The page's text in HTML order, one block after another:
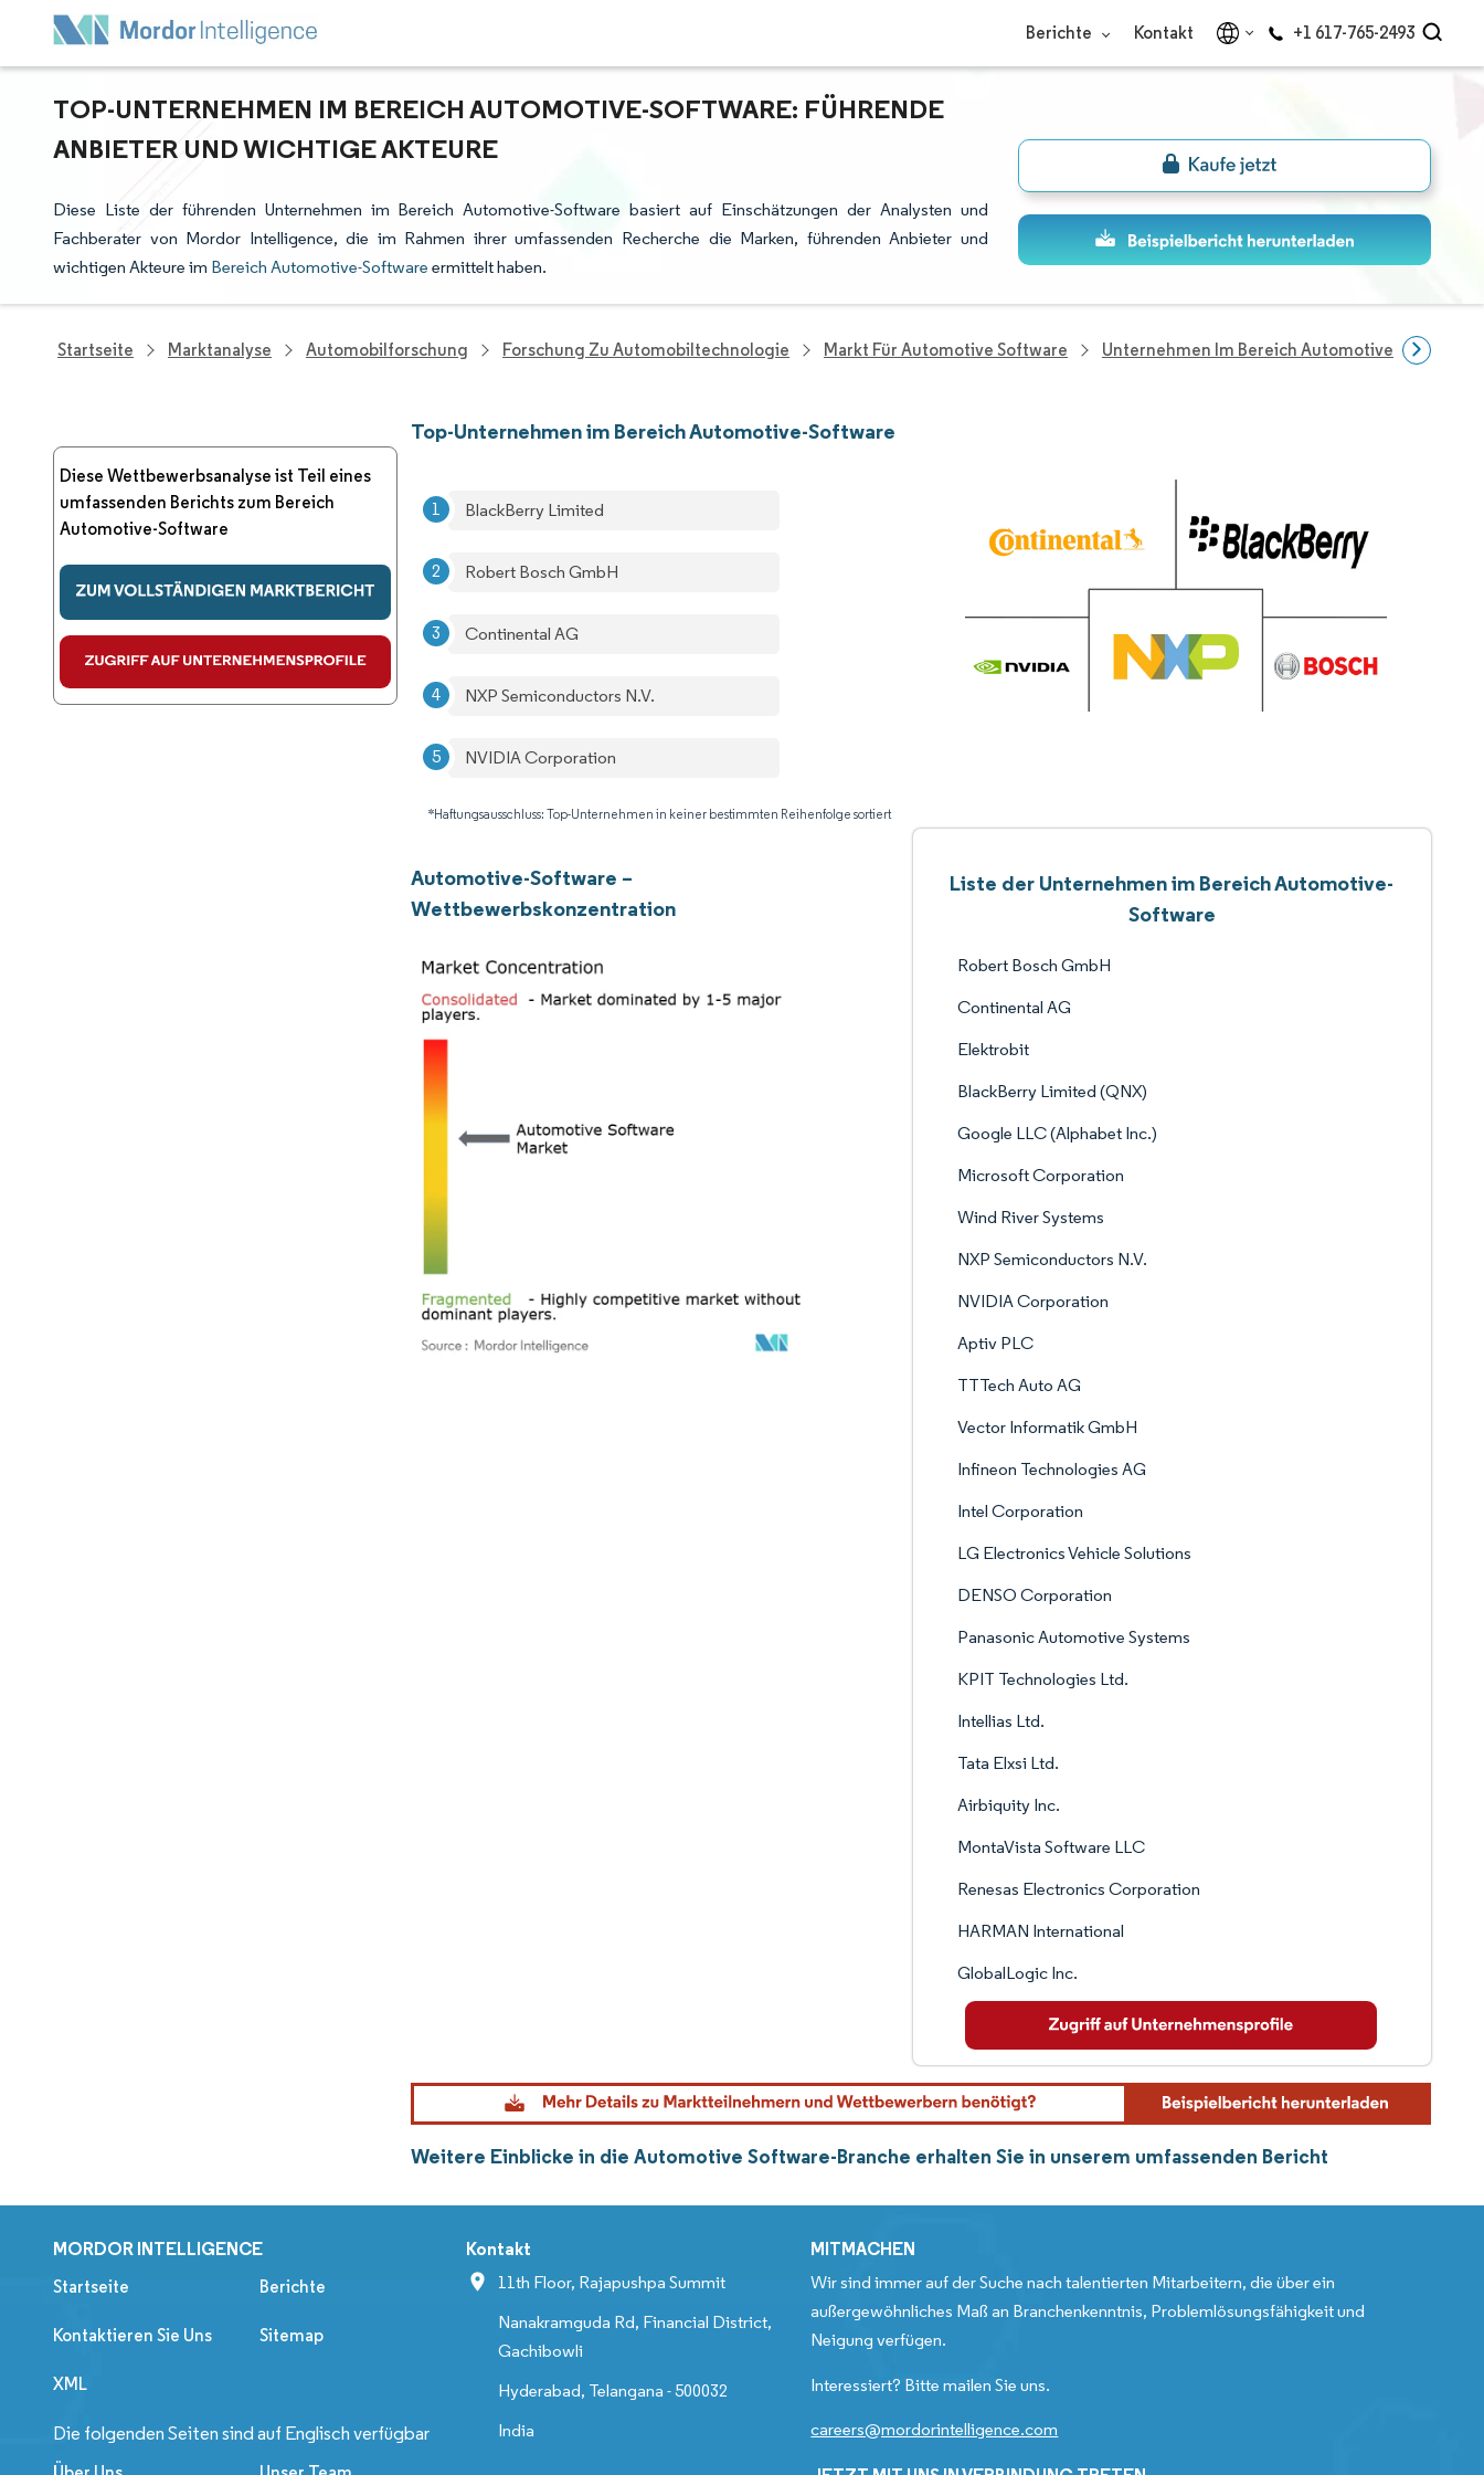
Berichte Kontakt +1 617-765-2493
TOP-UNTERNEHMEN IM BEREICH AUTOMOTIVE-SOFTWARE: FÜHRENDE
ANBIETER UND WICHTIGE AKTEURE
Diese Liste der führenden Unternehmen im Bereich Automotive-Software basiert auf Einschätzungen der Analysten und
Fachberater von Mordor Intelligence, die im Rahmen ihrer umfassenden Recherche die Marken, führenden Anbieter und
wichtigen Akteure im Bereich Automotive-Software ermittelt haben.
Startseite Marktanalyse Automobilforschung Forschung Zu Automobiltechnologie Markt Für Automotive Software Unternehmen Im Bereich Automotive-Software
Diese Wettbewerbsanalyse ist Teil eines
umfassenden Berichts zum Bereich
Automotive-Software
Top-Unternehmen im Bereich Automotive-Software
BlackBerry Limited
Robert Bosch GmbH
Continental AG
NXP Semiconductors N.V.
NVIDIA Corporation
*Haftungsausschluss: Top-Unternehmen in keiner bestimmten Reihenfolge sortiert
Automotive-Software –
Wettbewerbskonzentration
Liste der Unternehmen im Bereich Automotive-
Software
Robert Bosch GmbH
Continental AG
Elektrobit
BlackBerry Limited (QNX)
Google LLC (Alphabet Inc.)
Microsoft Corporation
Wind River Systems
NXP Semiconductors N.V.
NVIDIA Corporation
Aptiv PLC
TTTech Auto AG
Vector Informatik GmbH
Infineon Technologies AG
Intel Corporation
LG Electronics Vehicle Solutions
DENSO Corporation
Panasonic Automotive Systems
KPIT Technologies Ltd.
Intellias Ltd.
Tata Elxsi Ltd.
Airbiquity Inc.
MontaVista Software LLC
Renesas Electronics Corporation
HARMAN International
GlobalLogic Inc.
Weitere Einblicke in die Automotive Software-Branche erhalten Sie in unserem umfassenden Bericht
MORDOR INTELLIGENCE
Startseite Berichte
Kontaktieren Sie Uns Sitemap
XML
Die folgenden Seiten sind auf Englisch verfügbar
Kontakt
11th Floor, Rajapushpa Summit
Nanakramguda Rd, Financial District,
Gachibowli
Hyderabad, Telangana - 500032
India
MITMACHEN
Wir sind immer auf der Suche nach talentierten Mitarbeitern, die über ein
außergewöhnliches Maß an Branchenkenntnis, Problemlösungsfähigkeit und
Neigung verfügen.
Interessiert? Bitte mailen Sie uns.
careers@mordorintelligence.com